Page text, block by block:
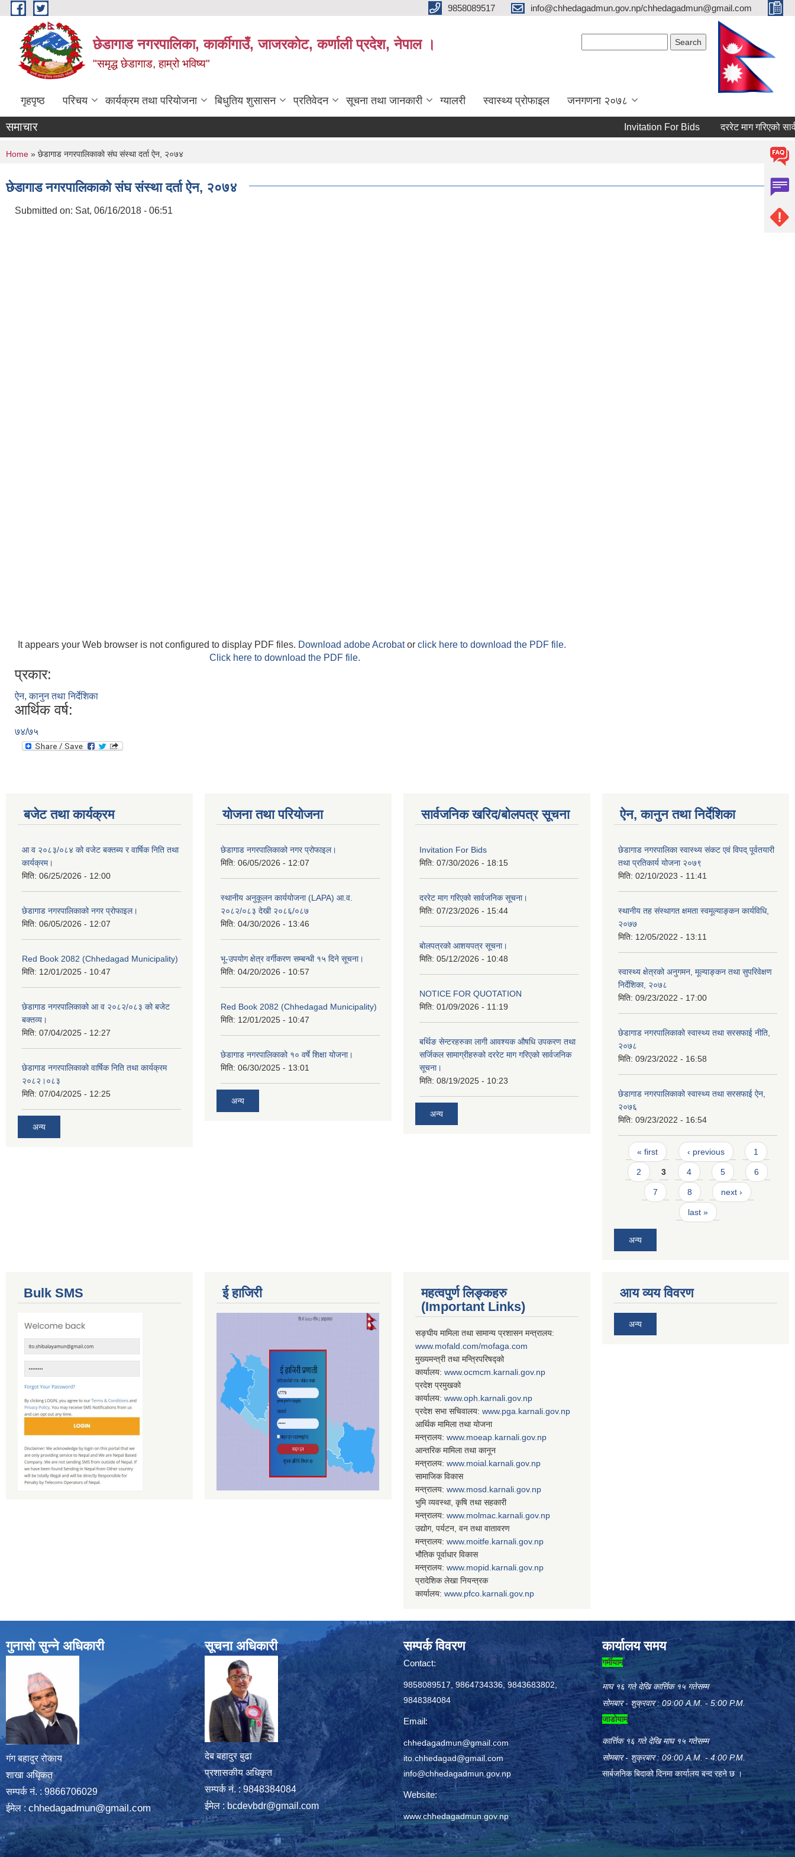
Skip to main content 9858089517 info@chhedagadmun.gov.np/chhedagadmun@gmail.com
छेडागाड नगरपालिका, कार्कीगाउँ, जाजरकाेट, कर्णाली प्रदेश, नेपाल ।
"समृद्ध छेडागाड, हाम्रो भविष्य"
गृहपृष्ठ परिचय कार्यक्रम तथा परियोजना बिधुतिय शुसासन प्रतिवेदन सूचना तथा जानकारी ग्यालरी स्वास्थ्य प्रोफाइल जनगणना २०७८
समाचार Invitation For Bids दररेट माग गरिएको
You are here
Home » छेडागाड नगरपालिकाकाे स‌ंघ संस्था दर्ता ऐन, २०७४
छेडागाड नगरपालिकाकाे स‌ंघ संस्था दर्ता ऐन, २०७४
Submitted on: Sat, 06/16/2018 - 06:51
It appears your Web browser is not configured to display PDF files. Download adobe Acrobator click here to download the PDF file.
Click here to download the PDF file.
प्रकार:
ऐन, कानुन तथा निर्देशिका
आर्थिक वर्ष:
७४/७५
बजेट तथा कार्यक्रम
आ व २०८३/०८४ को वजेट बक्तब्य र वार्षिक निति तथा
कार्यक्रम।
मिति: 06/25/2026 - 12:00
छेडागाड नगरपालिकाको नगर प्रोफाइल।
मिति: 06/05/2026 - 12:07
Red Book 2082 (Chhedagad Municipality)
मिति: 12/01/2025 - 10:47
छेडागाड नगरपालिकाको आ व २०८२/०८३ को बजेट
बक्तव्य।
मिति: 07/04/2025 - 12:27
छेडागाड नगरपालिकाको वार्षिक निति तथा कार्यक्रम
२०८२।०८३
मिति: 07/04/2025 - 12:25
अन्य
योजना तथा परियोजना
छेडागाड नगरपालिकाको नगर प्रोफाइल।
मिति: 06/05/2026 - 12:07
स्थानीय अनुकूलन कार्ययोजना (LAPA) आ.व.
२०८२/०८३ देखी २०८६/०८७
मिति: 04/30/2026 - 13:46
भू-उपयोग क्षेत्र वर्गीकरण सम्बन्धी १५ दिने सूचना।
मिति: 04/20/2026 - 10:57
Red Book 2082 (Chhedagad Municipality)
मिति: 12/01/2025 - 10:47
छेडागाड नगरपालिकाको १० वर्षे शिक्षा योजना।
मिति: 06/30/2025 - 13:01
अन्य
सार्वजनिक खरिद/बोलपत्र सूचना
Invitation For Bids
मिति: 07/30/2026 - 18:15
दररेट माग गरिएको सार्वजनिक सूचना।
मिति: 07/23/2026 - 15:44
बोलपत्रको आशयपत्र सूचना।
मिति: 05/12/2026 - 10:48
NOTICE FOR QUOTATION
मिति: 01/09/2026 - 11:19
बर्थिङ सेन्टरहरुका लागी आवश्यक औषधि उपकरण तथा
सर्जिकल सामाग्रीहरुको दररेट माग गरिएको सार्वजनिक
सूचना।
मिति: 08/19/2025 - 10:23
अन्य
ऐन, कानुन तथा निर्देशिका
छेडागाड नगरपालिका स्वास्थ्य संकट एवं विपद् पूर्वतयारी
तथा प्रतिकार्य योजना २०७९
मिति: 02/10/2023 - 11:41
स्थानीय तह संस्थागत क्षमता स्वमूल्याङ्कन कार्यविधि,
२०७७
मिति: 12/05/2022 - 13:11
स्वास्थ्य क्षेत्रको अनुगमन, मूल्याङ्कन तथा सुपरिवेक्षण
निर्देशिका, २०७८
मिति: 09/23/2022 - 17:00
छेडागाड नगरपालिकाको स्वास्थ्य तथा सरसफाई नीति,
२०७८
मिति: 09/23/2022 - 16:58
छेडागाड नगरपालिकाको स्वास्थ्य तथा सरसफाई ऐन,
२०७६
मिति: 09/23/2022 - 16:54
Pages
« first ‹ previous 1
2 3 4 5 6
7 8 next ›
last »
अन्य
Bulk SMS ई हाजिरी
महत्वपुर्ण लिङ्कहरु
(Important Links)
सङ्घीय मामिला तथा सामान्य प्रशासन मन्त्रालय:
www.mofald.com/mofaga.com
मुख्यमन्त्री तथा मन्त्रिपरिषद्को
कार्यालय: www.ocmcm.karnali.gov.np
प्रदेश प्रमुखको
कार्यालय: www.oph.karnali.gov.np
प्रदेश सभा सचिवालय: www. pga.karnali.gov.np
आर्थिक मामिला तथा योजना
मन्त्रालय: www. moeap.karnali.gov.np
आन्तरिक मामिला तथा कानून
मन्त्रालय: www. moial.karnali.gov.np
सामाजिक विकास
मन्त्रालय: www. mosd.karnali.gov.np
भुमि व्यवस्था, कृषि तथा सहकारी
मन्त्रालय: www. molmac.karnali.gov.np
उद्योग, पर्यटन, वन तथा वातावरण
मन्त्रालय: www. moitfe.karnali.gov.np
भौतिक पूर्वाधार विकास
मन्त्रालय: www. mopid.karnali.gov.np
प्रादेशिक लेखा नियन्त्रक
कार्यालय: www. pfco.karnali.gov.np
आय व्यय विवरण
अन्य
गुनासो सुन्ने अधिकारी
गंग बहादुर रोकाय
शाखा अधिृकत
सम्पर्क न‌ं. : 9866706029
ईमेल : chhedagadmun@gmail.com
सूचना अधिकारी
देब बहादुर बुढा
प्रशासकीय अधिकृत
सम्पर्क नं. : 9848384084
ईमेल : bcdevbdr@gmail.com
सम्पर्क विवरण
Contact:
9858089517, 9864734336, 9843683802,
9848384084
Email:
chhedagadmun@gmail.com
ito.chhedagad@gmail.com
info@chhedagadmun.gov.np
Website:
www.chhedagadmun.gov.np
कार्यालय समय
गर्मीयाम
माघ १६ गते देखि कार्त्तिक १५ गतेसम्म
सोमबार - शुक्रवार : 09:00 A.M. - 5:00 P.M.
जाडोयाम
कार्त्तिक १६ गते देखि माघ १५ गतेसम्म
सोमबार - शुक्रबार : 09:00 A.M. - 4:00 P.M.
सार्बजनिक बिदाको दिनमा कार्यालय बन्द रहने छ ।